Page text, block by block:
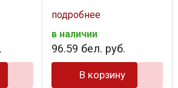
подробнее
в наличии
96.59 бел. руб.
В корзину